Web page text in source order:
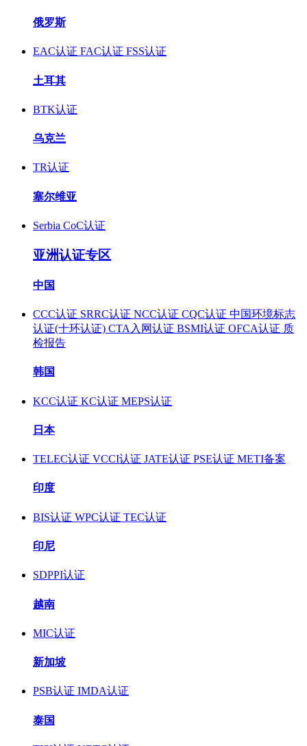
俄罗斯
EAC认证 FAC认证 FSS认证
土耳其
BTK认证
乌克兰
TR认证
塞尔维亚
Serbia CoC认证
亚洲认证专区
中国
CCC认证 SRRC认证 NCC认证 CQC认证 中国环境标志
认证(十环认证) CTA入网认证 BSMI认证 OFCA认证 质
检报告
韩国
KCC认证 KC认证 MEPS认证
日本
TELEC认证 VCCI认证 JATE认证 PSE认证 METI备案
印度
BIS认证 WPC认证 TEC认证
印尼
SDPPI认证
越南
MIC认证
新加坡
PSB认证 IMDA认证
泰国